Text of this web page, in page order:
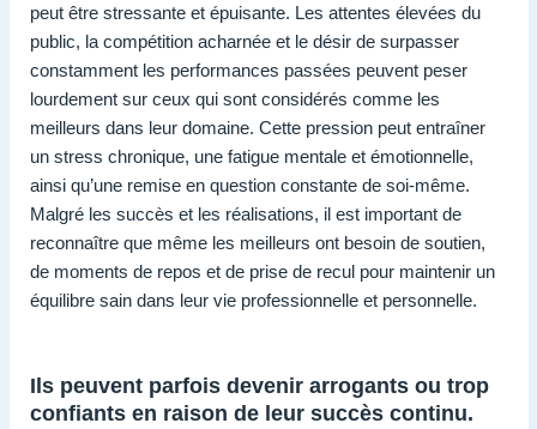
peut être stressante et épuisante. Les attentes élevées du
public, la compétition acharnée et le désir de surpasser
constamment les performances passées peuvent peser
lourdement sur ceux qui sont considérés comme les
meilleurs dans leur domaine. Cette pression peut entraîner
un stress chronique, une fatigue mentale et émotionnelle,
ainsi qu’une remise en question constante de soi-même.
Malgré les succès et les réalisations, il est important de
reconnaître que même les meilleurs ont besoin de soutien,
de moments de repos et de prise de recul pour maintenir un
équilibre sain dans leur vie professionnelle et personnelle.
Ils peuvent parfois devenir arrogants ou trop
confiants en raison de leur succès continu.